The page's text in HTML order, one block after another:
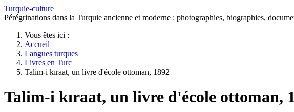
Turquie-culture
Pérégrinations dans la Turquie ancienne et moderne : photographies, biographies,
Vous êtes ici :
Accueil
Langues turques
Livres en Turc
Talim-i kıraat, un livre d'école ottoman, 1892
Talim-i kıraat, un livre d'école ottoman,